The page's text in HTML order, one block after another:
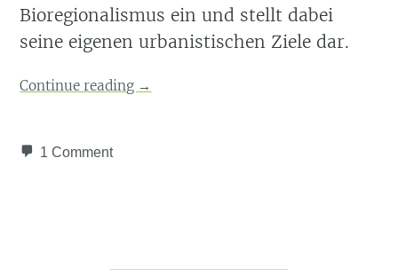
Bioregionalismus ein und stellt dabei
seine eigenen urbanistischen Ziele dar.
Continue reading →
1 Comment